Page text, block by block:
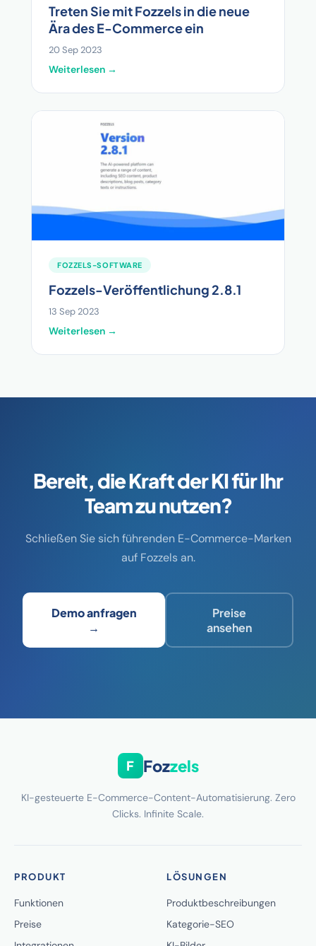
Treten Sie mit Fozzels in die neue
Ära des E-Commerce ein
20 Sep 2023
Weiterlesen →
FOZZELS-SOFTWARE
Fozzels-Veröffentlichung 2.8.1
13 Sep 2023
Weiterlesen →
Bereit, die Kraft der KI für Ihr
Team zu nutzen?
Schließen Sie sich führenden E-Commerce-Marken
auf Fozzels an.
Demo anfragen
→
Preise
ansehen
F Fozzels
KI-gesteuerte E-Commerce-Content-Automatisierung. Zero
Clicks. Infinite Scale.
PRODUKT
Funktionen
Preise
LÖSUNGEN
Produktbeschreibungen
Kategorie-SEO